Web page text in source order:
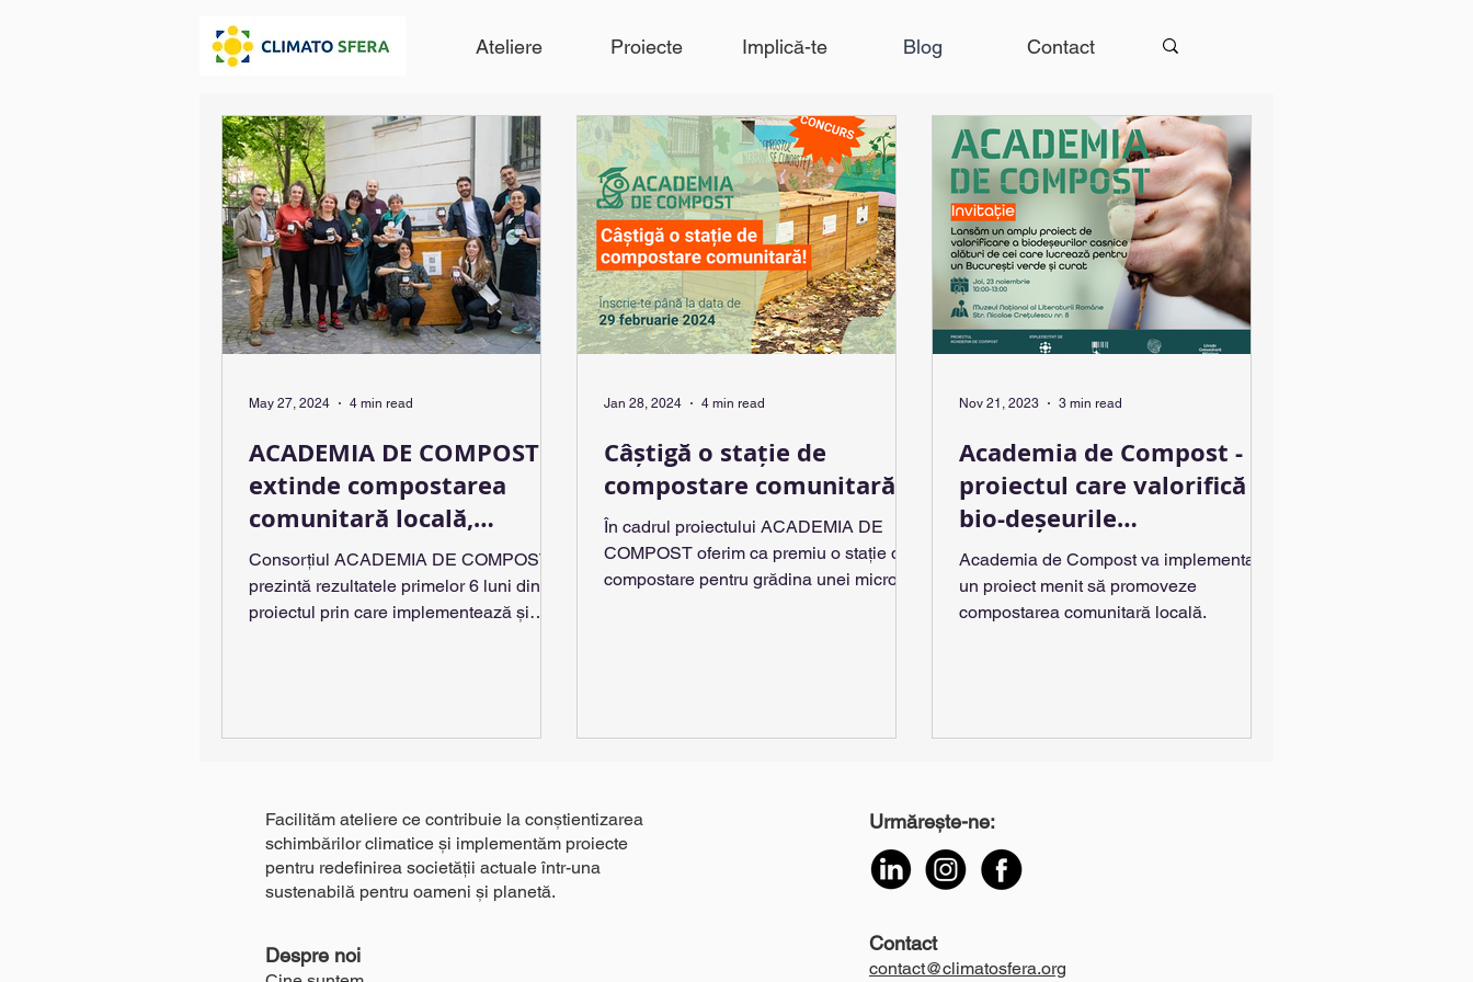
Ateliere Proiecte Implică-te Blog Contact
ACADEMIA DE COMPOST
extinde compostarea
comunitară locală,
împreună cu autoritățile
publice, pentru a salva
zeci de tone de biodeșeuri
Consorțiul ACADEMIA DE COMPOST
prezintă rezultatele primelor 6 luni din
proiectul prin care implementează și
May 27, 2024 4 min read
Câștigă o stație de
compostare comunitară!
În cadrul proiectului ACADEMIA DE
COMPOST oferim ca premiu o stație de
compostare pentru grădina unei micro-
Jan 28, 2024 4 min read
Academia de Compost -
proiectul care valorifică
bio-deșeurile
bucureștenilor
Academia de Compost va implementa
un proiect menit să promoveze
compostarea comunitară locală.
Nov 21, 2023 3 min read
Facilităm ateliere ce contribuie la conștientizarea
schimbărilor climatice și implementăm proiecte
pentru redefinirea societății actuale într-una
sustenabilă pentru oameni și planetă.
Despre noi
Urmărește-ne:
Contact
contact@climatosfera.org